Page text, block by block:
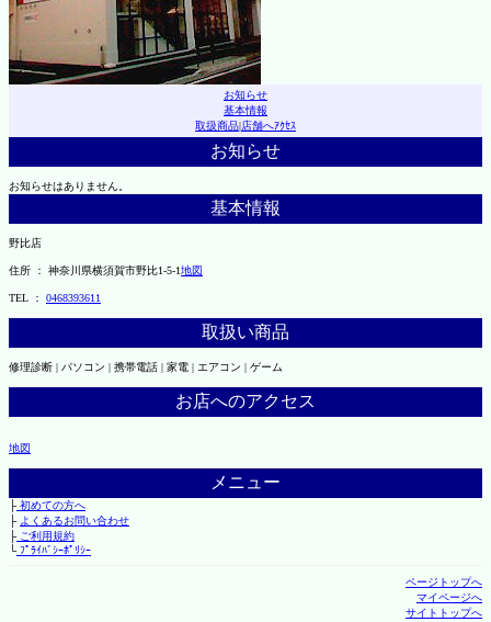
お知らせ
基本情報
取扱商品|店舗へｱｸｾｽ
お知らせ
お知らせはありません。
基本情報
野比店
住所 ： 神奈川県横須賀市野比1-5-1地図
TEL ： 0468393611
取扱い商品
修理診断 | パソコン | 携帯電話 | 家電 | エアコン | ゲーム
お店へのアクセス
地図
メニュー
├初めての方へ
├ よくあるお問い合わせ
├ご利用規約
└ﾌﾟﾗｲﾊﾞｼｰﾎﾟﾘｼｰ
ページトップへ
マイページへ
サイトトップへ